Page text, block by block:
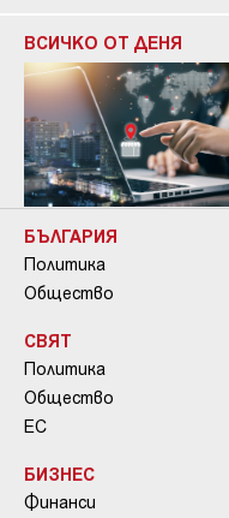
ВСИЧКО ОТ ДЕНЯ
БЪЛГАРИЯ
Политика
Общество
СВЯТ
Политика
Общество
ЕС
БИЗНЕС
Финанси